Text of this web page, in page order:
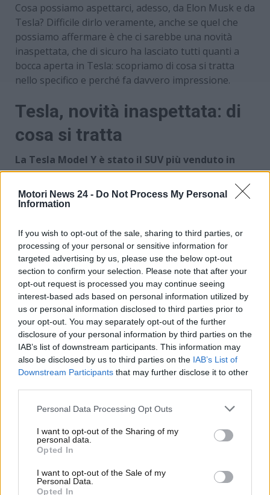
Motori News 24 - Do Not Process My Personal
Information
If you wish to opt-out of the sale, sharing to third parties, or
processing of your personal or sensitive information for
targeted advertising by us, please use the below opt-out
section to confirm your selection. Please note that after your
opt-out request is processed you may continue seeing
interest-based ads based on personal information utilized by
us or personal information disclosed to third parties prior to
your opt-out. You may separately opt-out of the further
disclosure of your personal information by third parties on the
IAB’s list of downstream participants. This information may
also be disclosed by us to third parties on the IAB’s List of
Downstream Participants that may further disclose it to other
Personal Data Processing Opt Outs
I want to opt-out of the Sharing of my
personal data.
Opted In
I want to opt-out of the Sale of my
Personal Data.
Opted In
Cosa possiamo aspettarci, adesso, da Elon Musk e da
Tesla? Difficile dirlo veramente, anche se quel che
possiamo affermare è che ci sarebbe una novità
inaspettata, che di sicuro ha lasciato tutti quanti a
bocca aperta in Tesla: scopriamo di cosa si tratta
nello specifico e perché fa davvero impressione.
Tesla, novità inaspettata: di
cosa si tratta
La Tesla Model Y è stato il SUV più venduto in
Cina a maggio 2025. Un dato, questo, che forse né
Tesla e né Elon Musk si sarebbero aspettati.
SecondoChina EV DataTracker
la Model Y è stata
della BYD Song Plus. Considerando che ad aprile
l’auto americana era a 19.984 vendite, è un bel salto
in avanti per un’auto che evidentemente piace
tantissimo ai clienti cinesi.
Visualizza questo post su Instagram